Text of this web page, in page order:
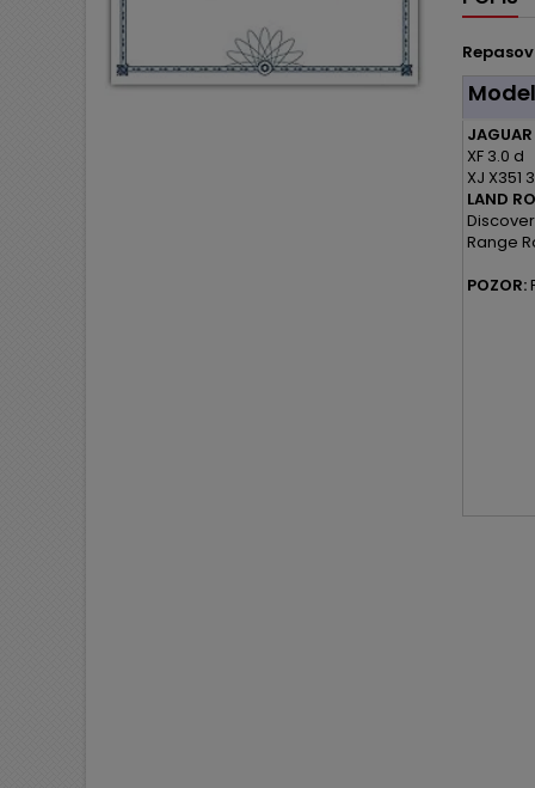
Model
JAGUAR
XF 3.0 d
XJ X351
LAND
Range
POZOR: